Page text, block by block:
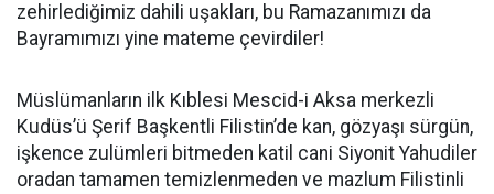
zehirlediğimiz dahili uşakları, bu Ramazanımızı da
Bayramımızı yine mateme çevirdiler!
Müslümanların ilk Kıblesi Mescid-i Aksa merkezli
Kudüs’ü Şerif Başkentli Filistin’de kan, gözyaşı sürgün,
işkence zulümleri bitmeden katil cani Siyonit Yahudiler
oradan tamamen temizlenmeden ve mazlum Filistinli